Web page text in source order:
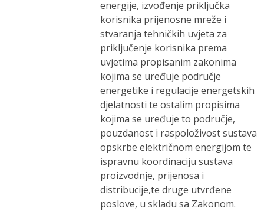
energije, izvođenje priključka
korisnika prijenosne mreže i
stvaranja tehničkih uvjeta za
priključenje korisnika prema
uvjetima propisanim zakonima
kojima se uređuje područje
energetike i regulacije energetskih
djelatnosti te ostalim propisima
kojima se uređuje to područje,
pouzdanost i raspoloživost sustava
opskrbe električnom energijom te
ispravnu koordinaciju sustava
proizvodnje, prijenosa i
distribucije,te druge utvrđene
poslove, u skladu sa Zakonom.